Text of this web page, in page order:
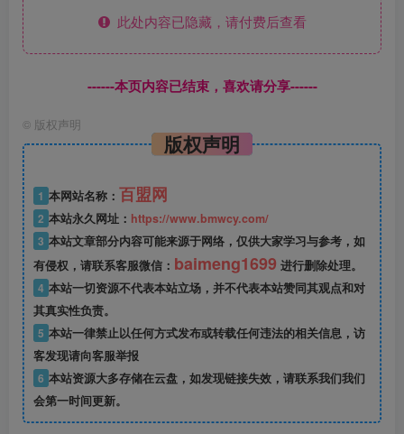
此处内容已隐藏，请付费后查看
------本页内容已结束，喜欢请分享------
© 版权声明
版权声明
1 本网站名称： 百盟网
2 本站永久网址： https://www.bmwcy.com/
3 本站文章部分内容可能来源于网络，仅供大家学习与参考，如
有侵权，请联系客服微信： baimeng1699 进行删除处理。
4 本站一切资源不代表本站立场，并不代表本站赞同其观点和对
其真实性负责。
5 本站一律禁止以任何方式发布或转载任何违法的相关信息，访
客发现请向客服举报
6 本站资源大多存储在云盘，如发现链接失效，请联系我们我们
会第一时间更新。